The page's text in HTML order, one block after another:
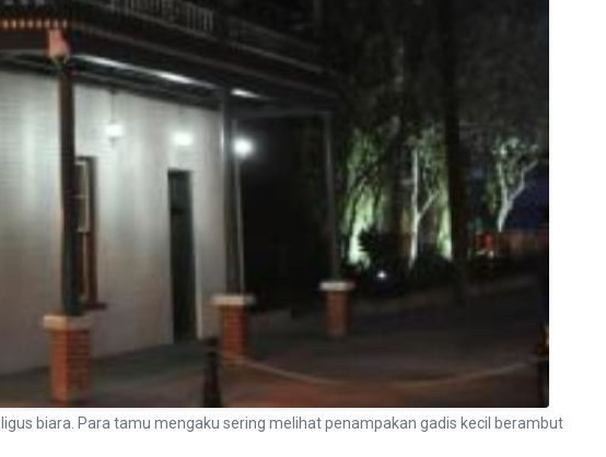
biara. Para tamu mengaku sering melihat penampakan gadis kecil berambut